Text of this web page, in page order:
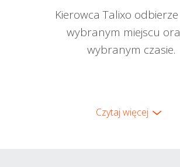
Kierowca Talixo
wybranym miejscu
wybranym czasie.
Czytaj więcej